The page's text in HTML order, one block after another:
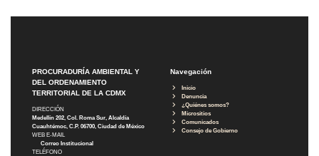
PROCURADURÍA AMBIENTAL Y
DEL ORDENAMIENTO
TERRITORIAL DE LA CDMX
DIRECCIÓN
Medellín 202, Col. Roma Sur, Alcaldía
Cuauhtémoc, C.P. 06700, Ciudad de México
WEB E-MAIL
Correo Institucional
TELÉFONO
Navegación
Inicio
Denuncia
¿Quiénes somos?
Micrositios
Comunicados
Consejo de Gobierno